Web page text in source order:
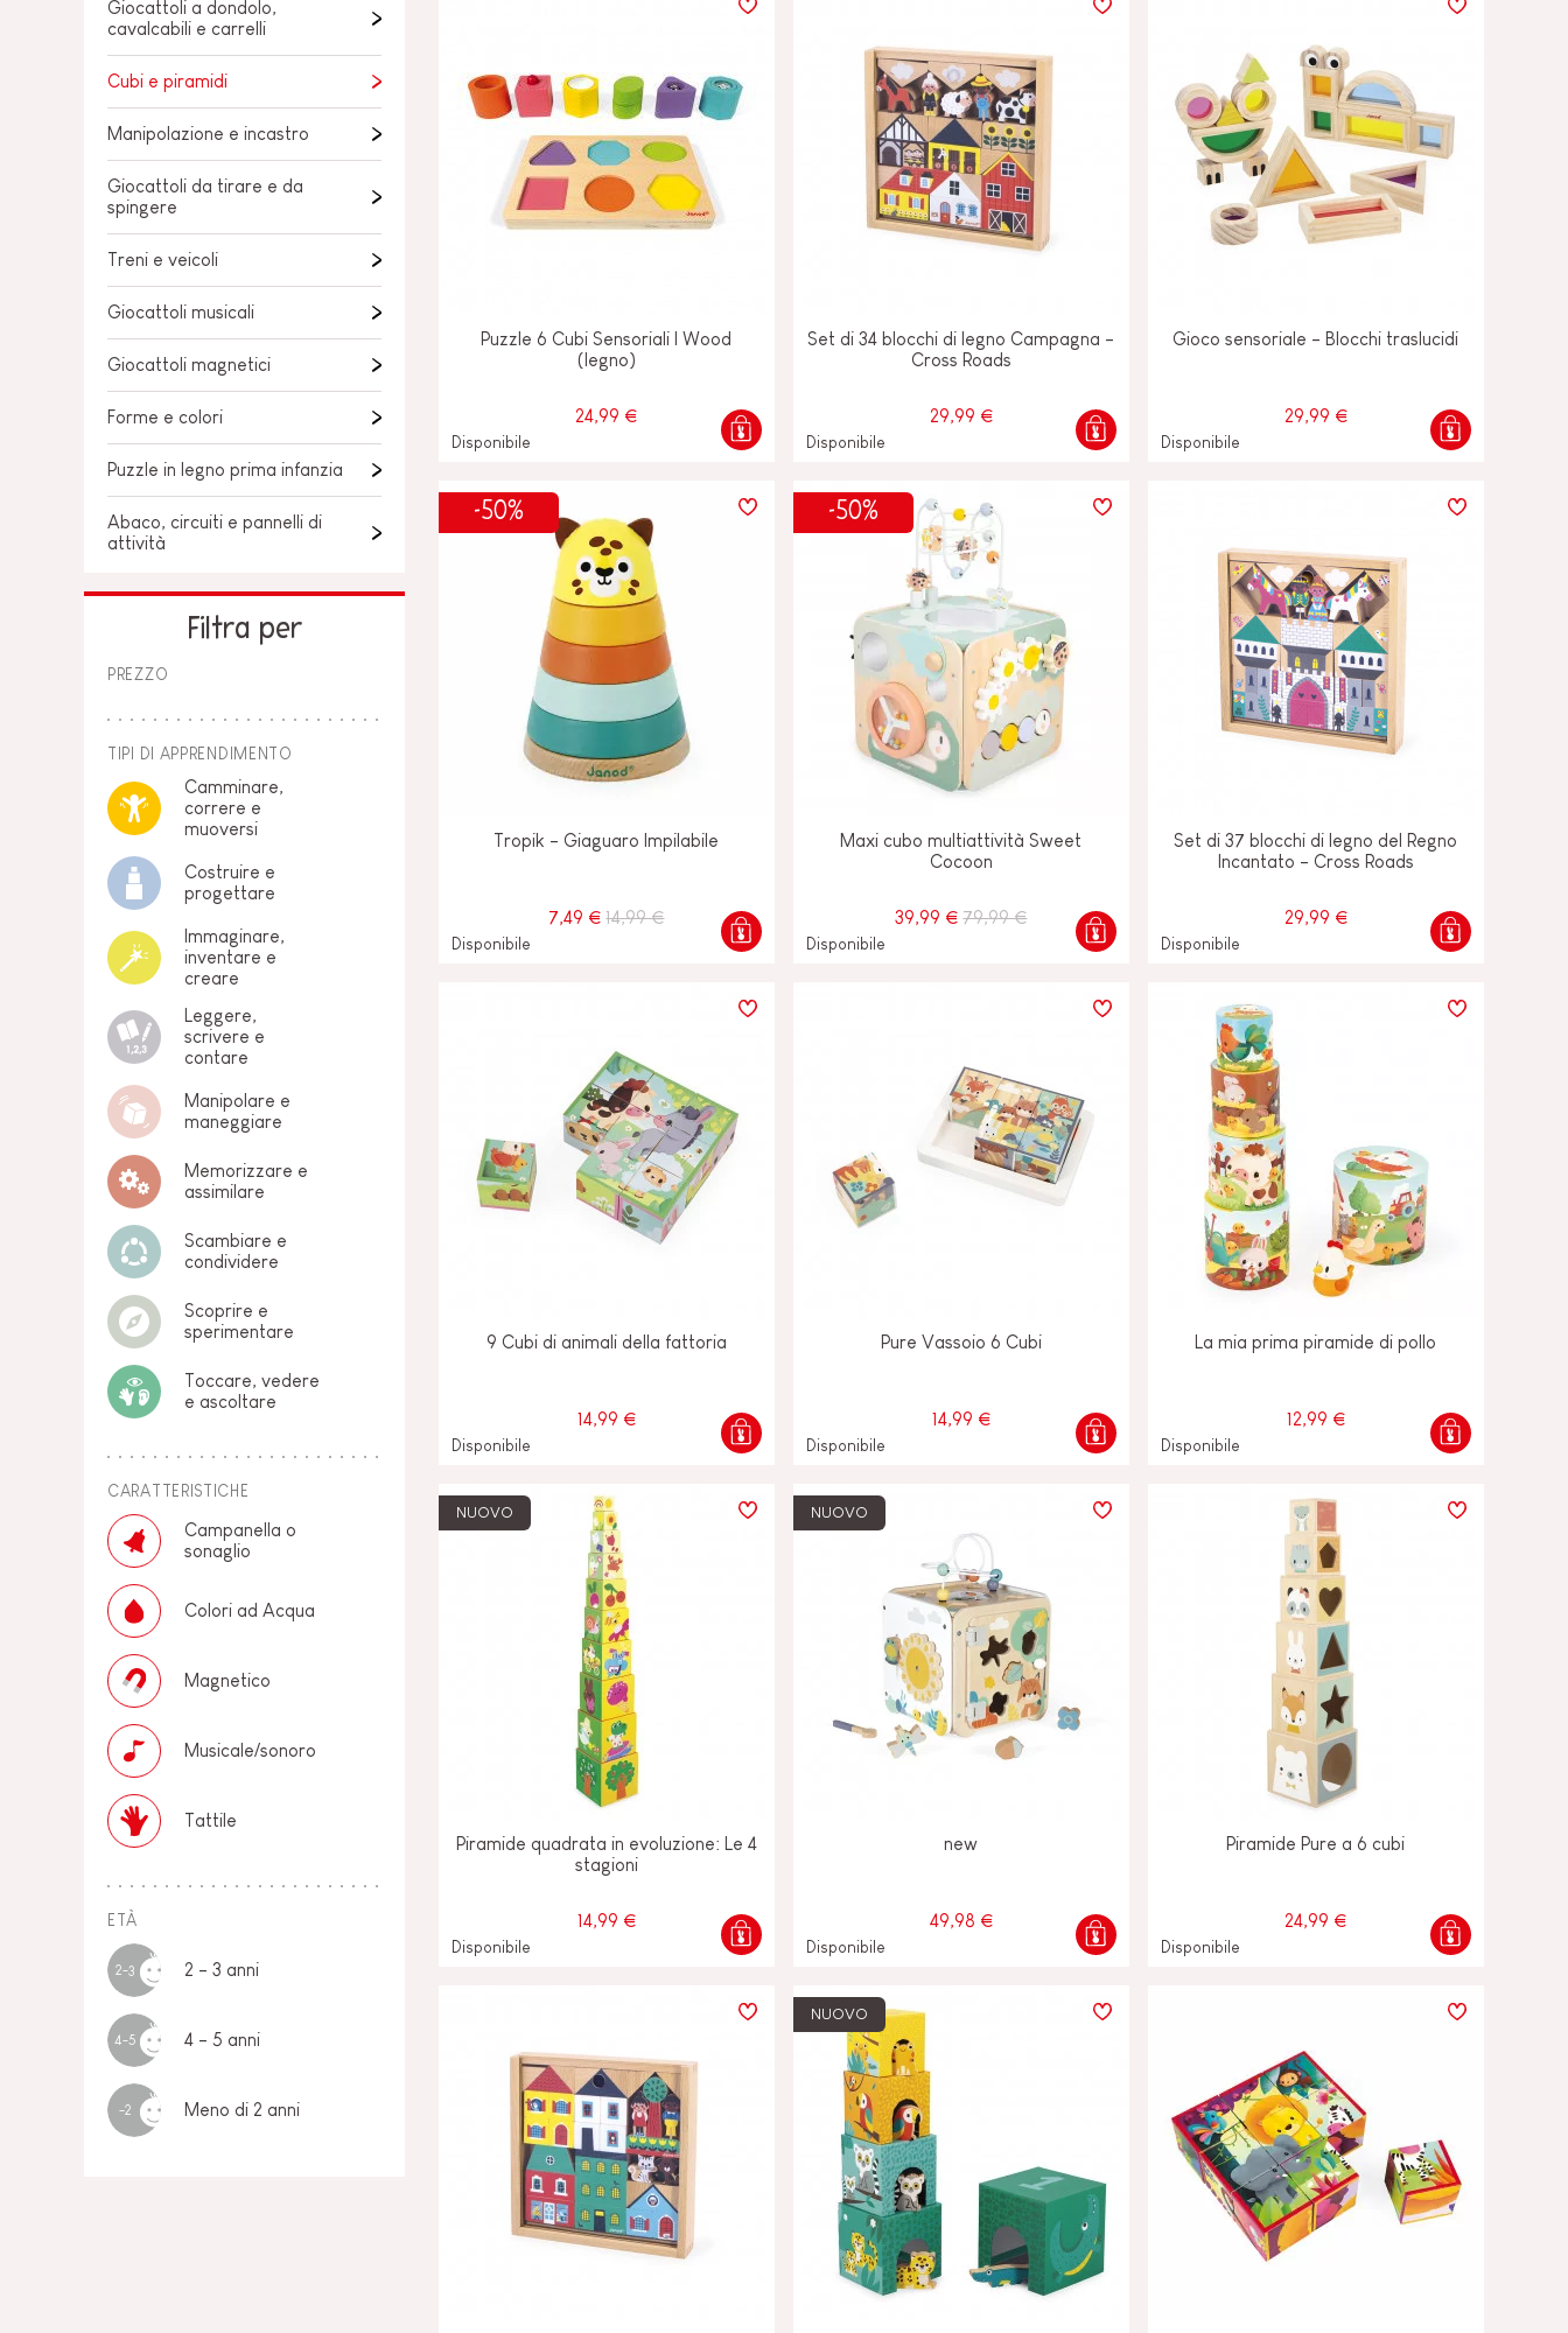
MOTORI
GIOCATTOLI DI
IMITAZIONE
MINI UNIVERSI
ARIA APERTA
LAVAGNE, MOBILI E
DECORACION
OFFERTA
PER BAMBINI
Giocattoli a dondolo,
cavalcabili e carrelli
Cubi e piramidi
Manipolazione e incastro
Giocattoli da tirare e da
spingere
Treni e veicoli
Giocattoli musicali
Giocattoli magnetici
Forme e colori
Puzzle in legno prima infanzia
Abaco, circuiti e pannelli di
attività
Filtra per
PREZZO
TIPI DI APPRENDIMENTO
Camminare,
correre e
muoversi
Costruire e
progettare
Immaginare,
inventare e
creare
Leggere,
scrivere e
contare
Manipolare e
maneggiare
Memorizzare e
assimilare
Scambiare e
condividere
Scoprire e
sperimentare
Toccare, vedere
e ascoltare
CARATTERISTICHE
Campanella o
sonaglio
Colori ad Acqua
Magnetico
Musicale/sonoro
Tattile
ETÀ
2-3 2 - 3 anni
4-5 4 - 5 anni
-2 Meno di 2 anni
Puzzle 6 Cubi Sensoriali I Wood
(legno)
24,99 €
Disponibile
Set di 34 blocchi di legno Campagna -
Cross Roads
29,99 €
Disponibile
Gioco sensoriale - Blocchi traslucidi
29,99 €
Disponibile
-50%
Tropik - Giaguaro Impilabile
7,49 € 14,99 €
Disponibile
-50%
Maxi cubo multiattività Sweet
Cocoon
39,99 € 79,99 €
Disponibile
Set di 37 blocchi di legno del Regno
Incantato - Cross Roads
29,99 €
Disponibile
9 Cubi di animali della fattoria
14,99 €
Disponibile
Pure Vassoio 6 Cubi
14,99 €
Disponibile
La mia prima piramide di pollo
12,99 €
Disponibile
NUOVO
Piramide quadrata in evoluzione: Le 4
stagioni
14,99 €
Disponibile
NUOVO
new
49,98 €
Disponibile
Piramide Pure a 6 cubi
24,99 €
Disponibile
NUOVO